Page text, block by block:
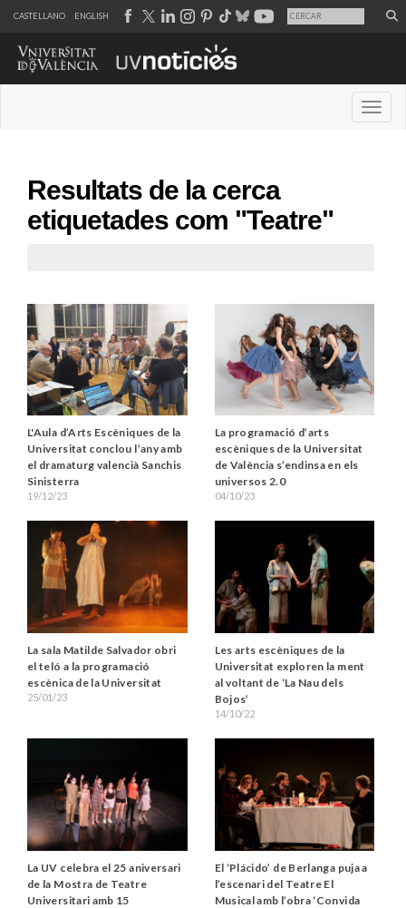
CASTELLANO ENGLISH
Resultats de la cerca
etiquetades com "Teatre"
L'Aula d’Arts Escèniques de la
Universitat conclou l’any amb
el dramaturg valencià Sanchis
Sinisterra
19/12/23
La programació d’arts
escèniques de la Universitat
de València s’endinsa en els
universos 2.0
04/10/23
La sala Matilde Salvador obri
el teló a la programació
escènica de la Universitat
25/01/23
Les arts escèniques de la
Universitat exploren la ment
al voltant de ‘La Nau dels
Bojos’
14/10/22
La UV celebra el 25 aniversari
de la Mostra de Teatre
Universitari amb 15
El ‘Plácido’ de Berlanga puja a
l’escenari del Teatre El
Musical amb l’obra ‘Convida